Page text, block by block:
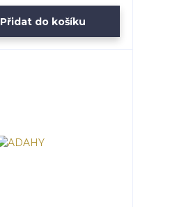
Přidat do košíku